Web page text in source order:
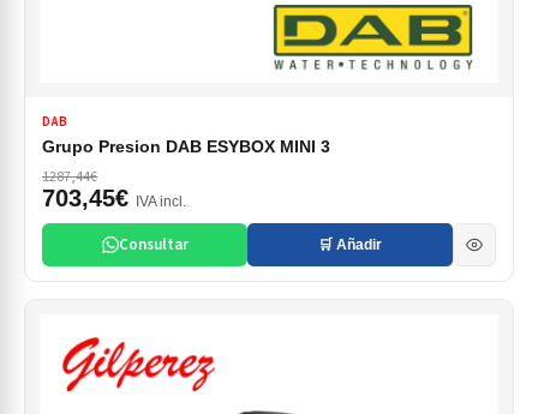
DAB
Grupo Presion DAB ESYBOX MINI 3
1287,44€
703,45€ IVA incl.
Consultar 🛒 Añadir